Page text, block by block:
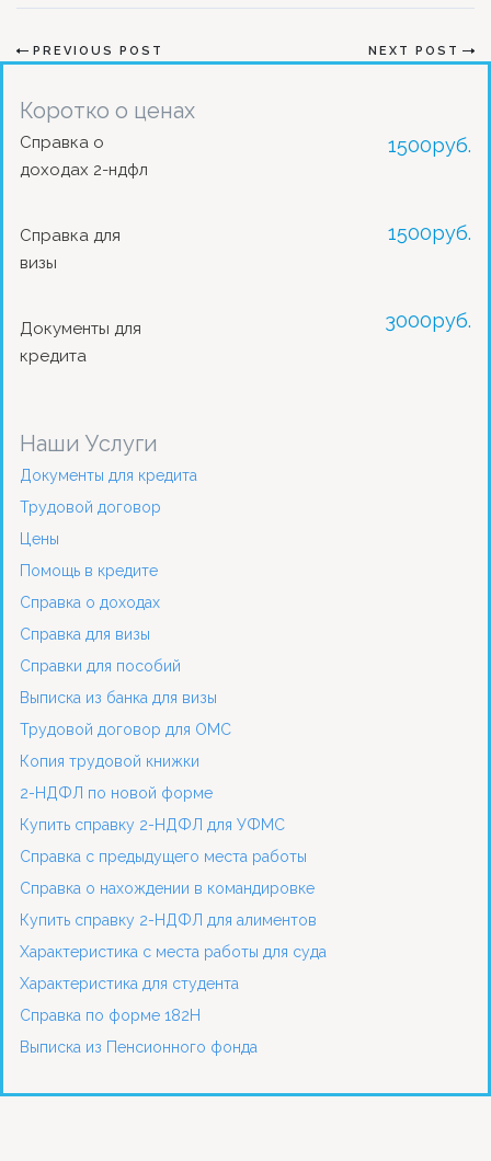
PREVIOUS POST NEXT POST
Коротко о ценах
Справка о
доходах 2-ндфл
Справка для
визы
Документы для
кредита
1500руб.
1500руб.
3000руб.
Наши Услуги
Документы для кредита
Трудовой договор
Цены
Помощь в кредите
Справка о доходах
Справка для визы
Справки для пособий
Выписка из банка для визы
Трудовой договор для ОМС
Копия трудовой книжки
2-НДФЛ по новой форме
Купить справку 2-НДФЛ для УФМС
Справка с предыдущего места работы
Справка о нахождении в командировке
Купить справку 2-НДФЛ для алиментов
Характеристика с места работы для суда
Характеристика для студента
Справка по форме 182Н
Выписка из Пенсионного фонда